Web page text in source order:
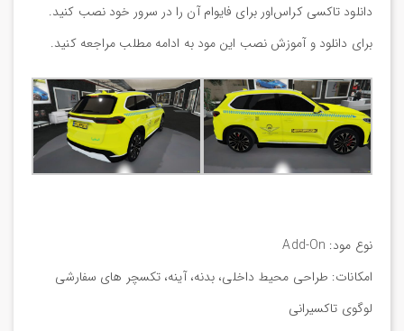
دانلود تاکسی کراس‌اور برای فایوام آن را در سرور خود نصب کنید.
برای دانلود و آموزش نصب این مود به ادامه مطلب مراجعه کنید.
نوع مود: Add-On
امکانات: طراحی محیط داخلی، بدنه، آینه، تکسچر های سفارشی
لوگوی تاکسیرانی